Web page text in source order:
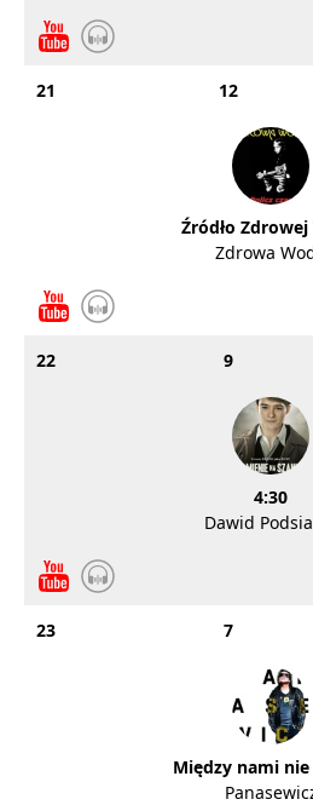
21 12
Źródło
Zdrowa
22 9
4:30
Dawid
23 7
Między nami